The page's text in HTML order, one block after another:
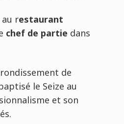
restaurant
chef de partie dans
de
le Seize au
et son